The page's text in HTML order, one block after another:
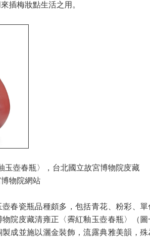
插梅妝點生活之用。
玉壺春瓶〉，台北國立故宮博物院庋藏
物院網站
春瓷瓶品種頗多，包括青花、粉彩、
院庋藏清雍正〈霽紅釉玉壺春瓶〉（
成並施以灑金裝飾，流露典雅美韻，